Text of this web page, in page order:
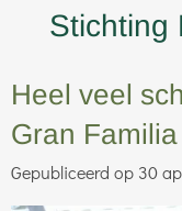
naar
hoofdinhoud
Stichting
Heel veel
Gran Familia
Gepubliceerd op 30